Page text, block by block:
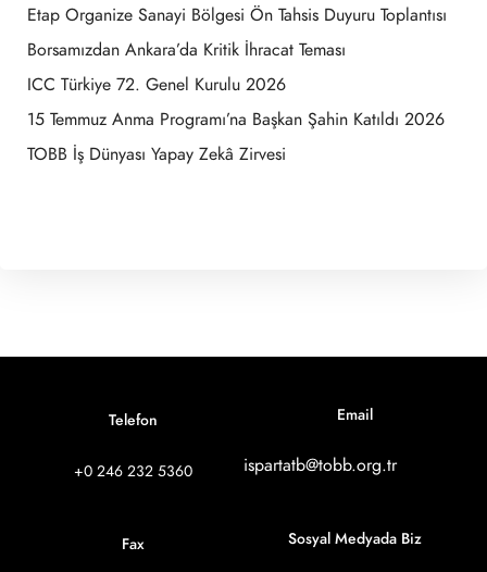
Etap Organize Sanayi Bölgesi Ön Tahsis Duyuru Toplantısı
Borsamızdan Ankara’da Kritik İhracat Teması
ICC Türkiye 72. Genel Kurulu 2026
15 Temmuz Anma Programı’na Başkan Şahin Katıldı 2026
TOBB İş Dünyası Yapay Zekâ Zirvesi
Telefon
+0 246 232 5360
Fax
Email
ispartatb@tobb.org.tr
Sosyal Medyada Biz